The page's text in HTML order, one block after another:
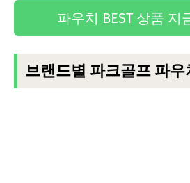
파우치 BEST 상품 지
브랜드별 파크골프 파